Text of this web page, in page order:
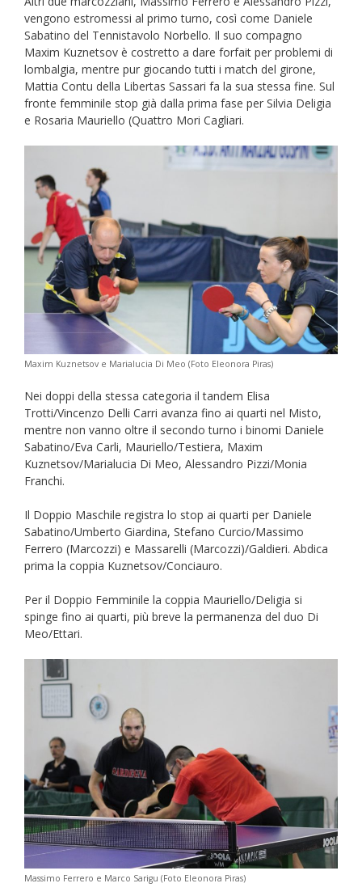
vengono estromessi al primo turno, così come Daniele
Sabatino del Tennistavolo Norbello. Il suo compagno
Maxim Kuznetsov è costretto a dare forfait per problemi di
lombalgia, mentre pur giocando tutti i match del girone,
Mattia Contu della Libertas Sassari fa la sua stessa fine. Sul
fronte femminile stop già dalla prima fase per Silvia Deligia
e Rosaria Mauriello (Quattro Mori Cagliari.
Maxim Kuznetsov e Marialucia Di Meo (Foto Eleonora Piras)
Nei doppi della stessa categoria il tandem Elisa
Trotti/Vincenzo Delli Carri avanza fino ai quarti nel Misto,
mentre non vanno oltre il secondo turno i binomi Daniele
Sabatino/Eva Carli, Mauriello/Testiera, Maxim
Kuznetsov/Marialucia Di Meo, Alessandro Pizzi/Monia
Franchi.
Il Doppio Maschile registra lo stop ai quarti per Daniele
Sabatino/Umberto Giardina, Stefano Curcio/Massimo
Ferrero (Marcozzi) e Massarelli (Marcozzi)/Galdieri. Abdica
prima la coppia Kuznetsov/Conciauro.
Per il Doppio Femminile la coppia Mauriello/Deligia si
spinge fino ai quarti, più breve la permanenza del duo Di
Meo/Ettari.
Massimo Ferrero e Marco Sarigu (Foto Eleonora Piras)